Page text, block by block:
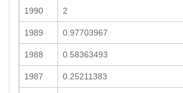
1990 2
1989 0.97703967
1988 0.58363493
1987 0.25211383